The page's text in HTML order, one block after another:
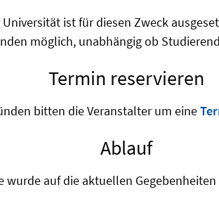
ist für diesen Zweck
möglich, unabhängig ob
Termin reservieren
bitten die Veranstalter um eine
Ablauf
wurde auf die aktuellen